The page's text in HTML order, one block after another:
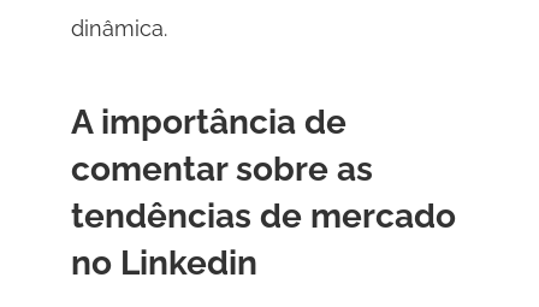
dinâmica.
A importância de
comentar sobre as
tendências de mercado
no Linkedin